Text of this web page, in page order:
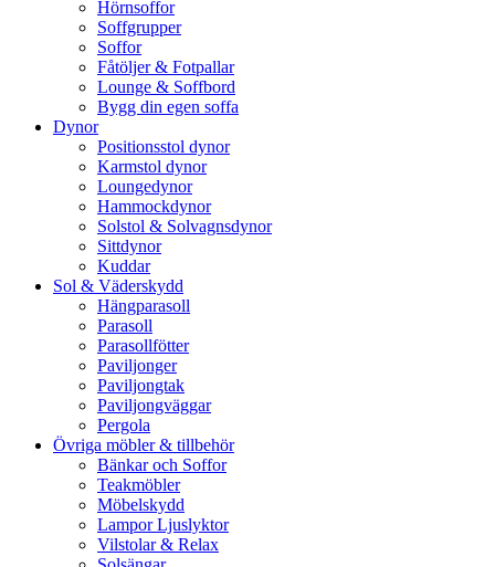
Hörnsoffor
Soffgrupper
Soffor
Fåtöljer & Fotpallar
Lounge & Soffbord
Bygg din egen soffa
Dynor
Positionsstol dynor
Karmstol dynor
Loungedynor
Hammockdynor
Solstol & Solvagnsdynor
Sittdynor
Kuddar
Sol & Väderskydd
Hängparasoll
Parasoll
Parasollfötter
Paviljonger
Paviljongtak
Paviljongväggar
Pergola
Övriga möbler & tillbehör
Bänkar och Soffor
Teakmöbler
Möbelskydd
Lampor Ljuslyktor
Vilstolar & Relax